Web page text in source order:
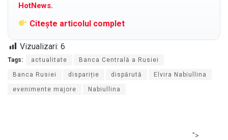
HotNews.
Citește articolul complet
Vizualizari: 6
Tags: actualitate Banca Centrală a Rusiei
Banca Rusiei dispariție dispărută Elvira Nabiullina
evenimente majore Nabiullina
">